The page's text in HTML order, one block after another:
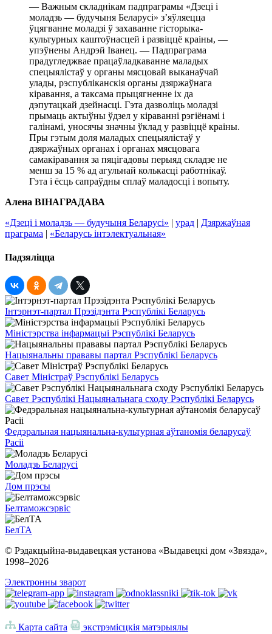
— Важным складнікам падпраграмы «Дзеці і
моладзь — будучыня Беларусі» з’яўляецца
ўцягванне моладзі ў захаванне гісторыка-
культурных каштоўнасцей і развіццё краіны, —
упэўнены Андрэй Іванец. — Падпраграма
прадугледжвае працаўладкаванне маладых
спецыялістаў у органы мясцовай выканаўчай
улады, рэспубліканскія органы дзяржаўнага
кіравання, а таксама прыцягненне іх да
дэпутацкай дзейнасці. Гэта дазволіць моладзі
прымаць актыўны ўдзел у кіраванні рэгіёнамі і
галінамі, уносячы значны ўклад у развіццё краіны.
Пры гэтым доля маладых спецыялістаў у
дзяржаўных органах і органах мясцовага
самакіравання за пяцігадовы перыяд складзе не
менш за 15 % ад агульнай колькасці работнікаў.
Гэта і ёсць сапраўдны сплаў маладосці і вопыту.
Алена ВІНАГРАДАВА
«Дзеці і моладзь — будучыня Беларусі» | урад | Дзяржаўная
праграма | «Беларусь інтэлектуальная»
Падзяліцца
Інтэрнэт-партал Прэзідэнта Рэспублікі Беларусь
Міністэрства інфармацыі Рэспублікі Беларусь
Нацыянальны прававы партал Рэспублікі Беларусь
Савет Міністраў Рэспублікі Беларусь
Савет Рэспублікі Нацыянальнага сходу Рэспублікі Беларусь
Федэральная нацыянальна-культурная аўтаномія беларусаў
Расіі
Моладзь Беларусі
Дом прэсы
Белтаможсэрвіс
БелТА
© Рэдакцыйна-выдавецкая установа «Выдавецкі дом «Звязда»,
1998–2026
Электронны зварот
Карта сайта экстрэмісцкія матэрыялы